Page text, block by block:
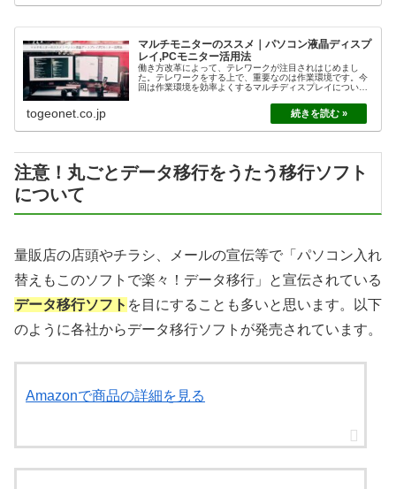
マルチモニターのススメ｜パソコン液晶ディスプ
レイ,PCモニター活用法
働き方改革によって、テレワークが注目されはじめまし
た。テレワークをする上で、重要なのは作業環境です。今
回は作業環境を効率よくするマルチディスプレイについて
togeonet.co.jp
注意！丸ごとデータ移行をうたう移行ソフト
について
量販店の店頭やチラシ、メールの宣伝等で「パソコン入れ
替えもこのソフトで楽々！データ移行」と宣伝されている
データ移行ソフト を目にすることも多いと思います。以下
のように各社からデータ移行ソフトが発売されています。
Amazonで商品の詳細を見る